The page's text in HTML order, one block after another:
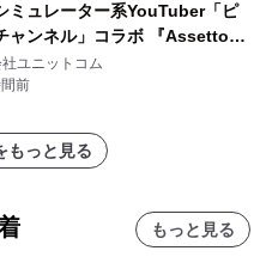
ミュレーター系YouTuber「ピ
ャンネル」コラボ 『Assetto
EVO』推奨パソコン販売中
ユニットコム
前
もっと見る
もっと見る